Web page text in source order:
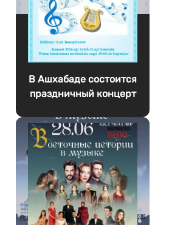
В Ашхабаде состоится
праздничный концерт